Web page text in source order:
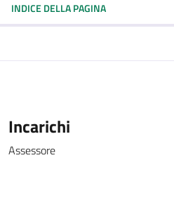
INDICE DELLA PAGINA
Incarichi
Assessore